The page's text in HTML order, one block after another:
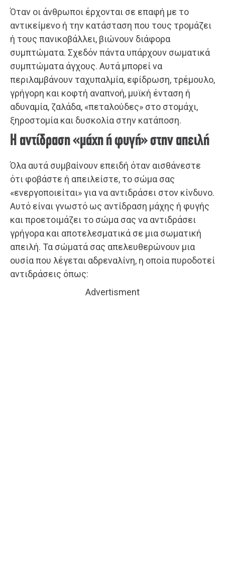
Όταν οι άνθρωποι έρχονται σε επαφή με το
αντικείμενο ή την κατάσταση που τους τρομάζει
ή τους πανικοβάλλει, βιώνουν διάφορα
συμπτώματα. Σχεδόν πάντα υπάρχουν σωματικά
συμπτώματα άγχους. Αυτά μπορεί να
περιλαμβάνουν ταχυπαλμία, εφίδρωση, τρέμουλο,
γρήγορη και κοφτή αναπνοή, μυϊκή ένταση ή
αδυναμία, ζαλάδα, «πεταλούδες» στο στομάχι,
ξηροστομία και δυσκολία στην κατάποση.
Η αντίδραση «μάχη ή φυγή» στην απειλή
Όλα αυτά συμβαίνουν επειδή όταν αισθάνεστε
ότι φοβάστε ή απειλείστε, το σώμα σας
«ενεργοποιείται» για να αντιδράσει στον κίνδυνο.
Αυτό είναι γνωστό ως αντίδραση μάχης ή φυγής
και προετοιμάζει το σώμα σας να αντιδράσει
γρήγορα και αποτελεσματικά σε μια σωματική
απειλή. Τα σώματά σας απελευθερώνουν μια
ουσία που λέγεται αδρεναλίνη, η οποία πυροδοτεί
αντιδράσεις όπως:
Advertisment